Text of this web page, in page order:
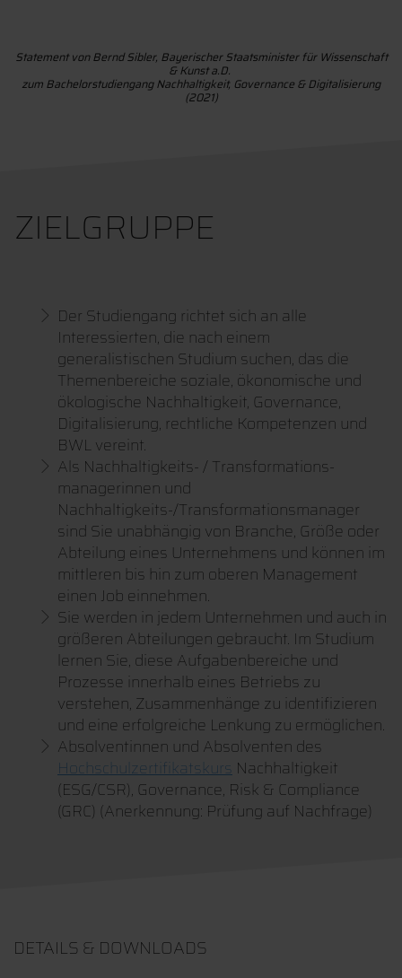
Statement von Bernd Sibler, Bayerischer Staatsminister für Wissenschaft
& Kunst a.D.
zum Bachelorstudiengang Nachhaltigkeit, Governance & Digitalisierung
(2021)
ZIELGRUPPE
Der Studiengang richtet sich an alle
Interessierten, die nach einem
generalistischen Studium suchen, das die
Themenbereiche soziale, ökonomische und
ökologische Nachhaltigkeit, Governance,
Digitalisierung, rechtliche Kompetenzen und
BWL vereint.
Als Nachhaltigkeits- / Transformations-
managerinnen und
Nachhaltigkeits-/Transformationsmanager
sind Sie unabhängig von Branche, Größe oder
Abteilung eines Unternehmens und können im
mittleren bis hin zum oberen Management
einen Job einnehmen.
Sie werden in jedem Unternehmen und auch in
größeren Abteilungen gebraucht. Im Studium
lernen Sie, diese Aufgabenbereiche und
Prozesse innerhalb eines Betriebs zu
verstehen, Zusammenhänge zu identifizieren
und eine erfolgreiche Lenkung zu ermöglichen.
Absolventinnen und Absolventen des
Hochschulzertifikatskurs Nachhaltigkeit
(ESG/CSR), Governance, Risk & Compliance
(GRC) (Anerkennung: Prüfung auf Nachfrage)
DETAILS & DOWNLOADS